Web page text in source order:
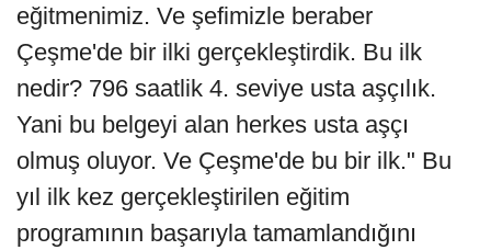
eğitmenimiz. Ve şefimizle beraber
Çeşme'de bir ilki gerçekleştirdik. Bu ilk
nedir? 796 saatlik 4. seviye usta aşçılık.
Yani bu belgeyi alan herkes usta aşçı
olmuş oluyor. Ve Çeşme'de bu bir ilk." Bu
yıl ilk kez gerçekleştirilen eğitim
programının başarıyla tamamlandığını